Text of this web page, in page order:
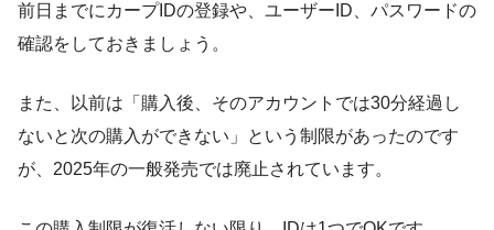
前日までにカープIDの登録や、ユーザーID、パスワードの
確認をしておきましょう。
また、以前は「購入後、そのアカウントでは30分経過し
ないと次の購入ができない」という制限があったのです
が、2025年の一般発売では廃止されています。